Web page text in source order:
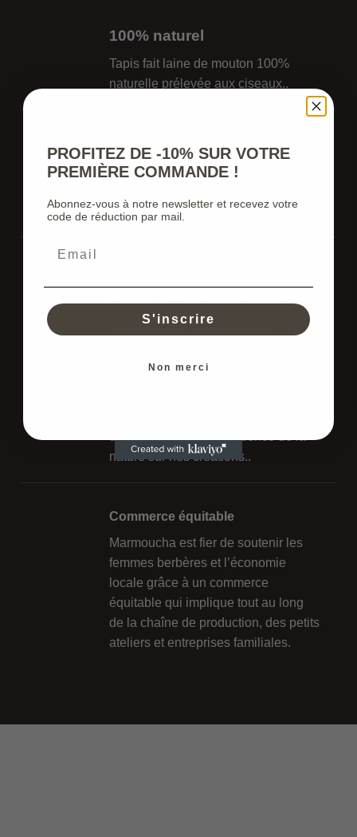
100% naturel
Tapis fait laine de mouton 100%
naturelle prélevée aux ciseaux..
Nos tapis sont tissés et noués
plusieurs semaines de travail.
sécher nos tapis méticuleusement
confectionnés sous le soleil
nature sur nos créations..
Commerce équitable
Marmoucha est fier de soutenir les
femmes berbères et l’économie
locale grâce à un commerce
équitable qui implique tout au long
de la chaîne de production, des petits
ateliers et entreprises familiales.
PROFITEZ DE -10% SUR VOTRE
PREMIÈRE COMMANDE !
Abonnez-vous à notre newsletter et recevez votre
code de réduction par mail.
S'inscrire
Non merci